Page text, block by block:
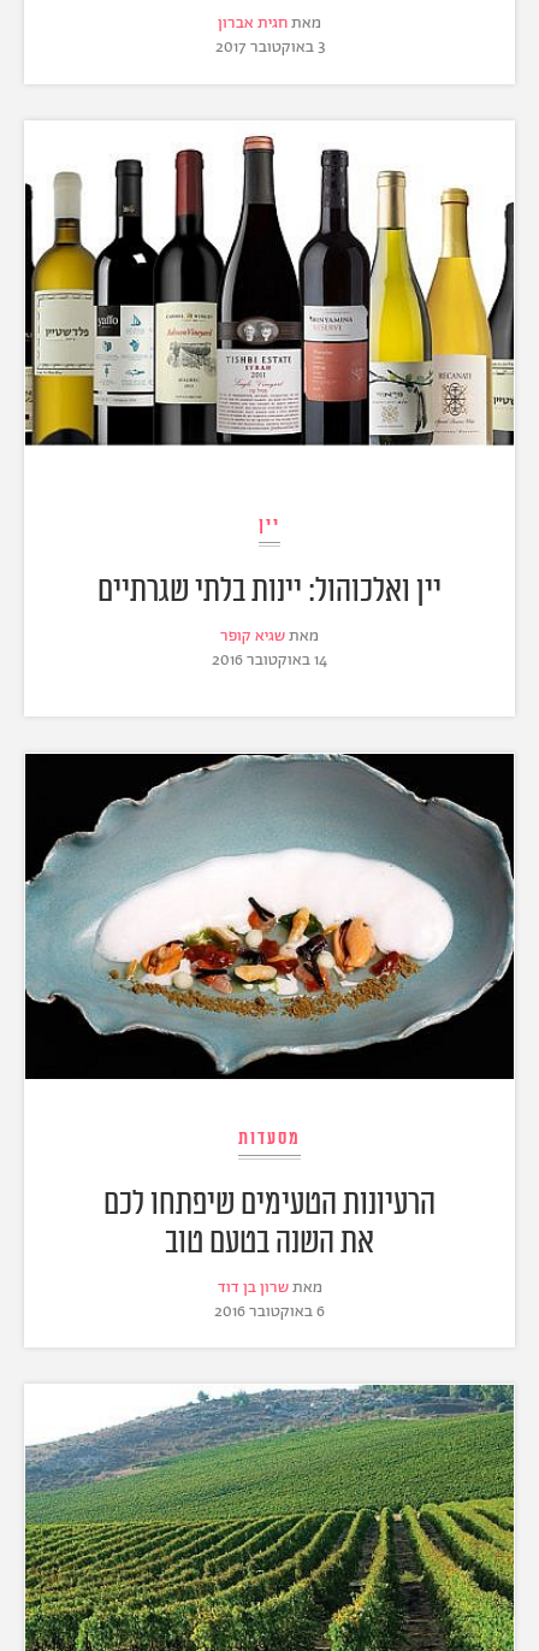
מאתחגית אברון
3 באוקטובר 2017
יין
יין ואלכוהול: יינות בלתי שגרתיים
מאתשגיא קופר
14 באוקטובר 2016
מסעדות
הרעיונות הטעימים שיפתחו לכם
את השנה בטעם טוב
מאתשרון בן דוד
6 באוקטובר 2016